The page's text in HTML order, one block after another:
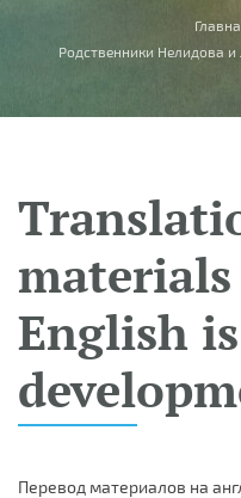
You are here
Родственники Нелидова
English
Перевод материалов на